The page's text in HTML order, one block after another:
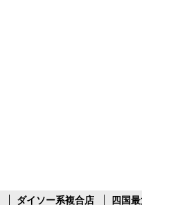
ダイソー系複合店 四国最大スリコ